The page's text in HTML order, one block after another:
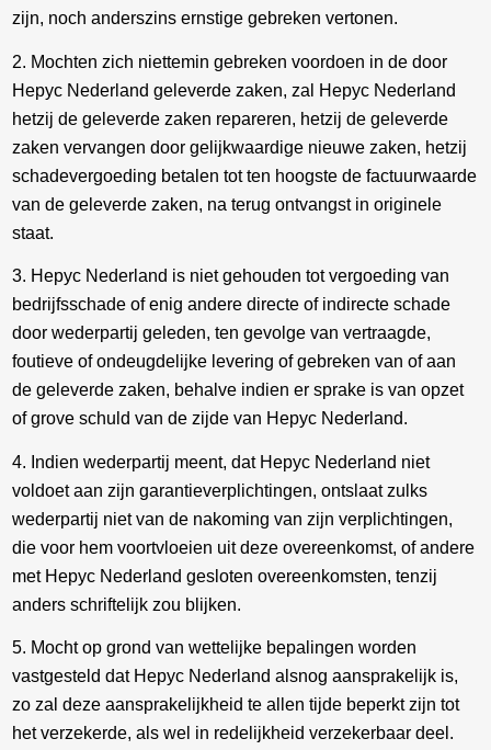
zijn, noch anderszins ernstige gebreken vertonen.
2. Mochten zich niettemin gebreken voordoen in de door
Hepyc Nederland geleverde zaken, zal Hepyc Nederland
hetzij de geleverde zaken repareren, hetzij de geleverde
zaken vervangen door gelijkwaardige nieuwe zaken, hetzij
schadevergoeding betalen tot ten hoogste de factuurwaarde
van de geleverde zaken, na terug ontvangst in originele
staat.
3. Hepyc Nederland is niet gehouden tot vergoeding van
bedrijfsschade of enig andere directe of indirecte schade
door wederpartij geleden, ten gevolge van vertraagde,
foutieve of ondeugdelijke levering of gebreken van of aan
de geleverde zaken, behalve indien er sprake is van opzet
of grove schuld van de zijde van Hepyc Nederland.
4. Indien wederpartij meent, dat Hepyc Nederland niet
voldoet aan zijn garantieverplichtingen, ontslaat zulks
wederpartij niet van de nakoming van zijn verplichtingen,
die voor hem voortvloeien uit deze overeenkomst, of andere
met Hepyc Nederland gesloten overeenkomsten, tenzij
anders schriftelijk zou blijken.
5. Mocht op grond van wettelijke bepalingen worden
vastgesteld dat Hepyc Nederland alsnog aansprakelijk is,
zo zal deze aansprakelijkheid te allen tijde beperkt zijn tot
het verzekerde, als wel in redelijkheid verzekerbaar deel.